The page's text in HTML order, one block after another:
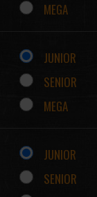
MEGA
JUNIOR
SENIOR
MEGA
JUNIOR
SENIOR